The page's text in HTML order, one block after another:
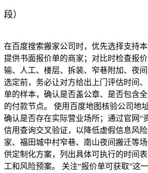
段）
在百度搜索搬家公司时，优先选择支持
提供书面报价单的商家；对比时检查报
输、人工、楼层、拆装、窄巷附加、夜间
选定前，务必让对方给出上门评估时间
单的样本，确认是否盖公章、是否包含
的付款节点。 使用百度地图核验公司地
确认是否存在实际营业场所；通过官网“
信用查询交叉验证，以降低虚假信息风
家、福田城中村窄巷、南山夜间搬迁等
供定制化方案，列出具体可执行的时间
工和风险预案。 关注“报价单可获取”这